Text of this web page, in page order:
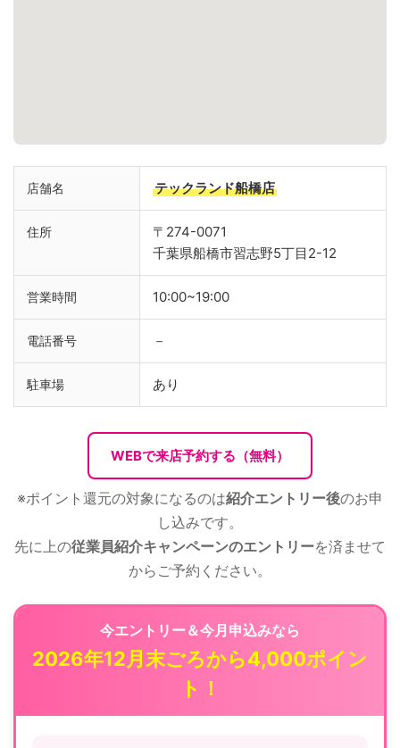
店舗名 テックランド船橋店
住所
〒274-0071
千葉県船橋市習志野5丁目2-12
営業時間 10:00~19:00
電話番号 －
駐車場 あり
WEBで来店予約する（無料）
※ポイント還元の対象になるのは紹介エントリー後のお申
し込みです。
先に上の従業員紹介キャンペーンのエントリーを済ませて
からご予約ください。
今エントリー＆今月申込みなら
2026年12月末ごろから4,000ポイン
ト！